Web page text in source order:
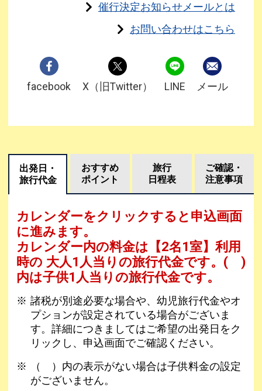
催行決定お知らせメールとは
お問い合わせはこちら
facebook X（旧Twitter） LINE メール
出発日・
旅行代金
おすすめ
ポイント
旅行
日程表
ご確認・
注意事項
カレンダーをクリックすると申込画面
に進みます。
カレンダー内の料金は 【2名1室】利用
時の 大人1人当りの旅行代金です。 ( )
内は子供1人当りの旅行代金です。
諸税が別途必要な場合や、幼児旅行代金やオ
プションが設定されている場合がございま
す。詳細につきましてはご希望の出発日をク
リックし、申込画面でご確認ください。
（ ）内の表示がない場合は子供料金の設定
がございません。